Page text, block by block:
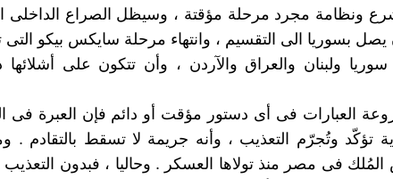
ونظامة مجرد مرحلة مؤقتة ، وسيظل الصراع الداخلى
يصل بسوريا الى التقسيم ، وانتهاء مرحلة سايكس بيكو
ولبنان والعراق والآردن ، وأن تتكون على أشلائها
روعة العبارات فى أى دستور مؤقت أو دائم فإن العبرة فى
تؤكّد وتُجرّم التعذيب ، وأنه جريمة لا تسقط بالتقادم .
فى مصر منذ تولاها العسكر . وحاليا ، فبدون